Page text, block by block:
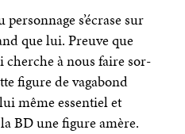
s’écrase sur
que lui. Preuve que
cherche à nous faire sor­
figure de vaga­bond
même essen­tiel et
BD une figure amère.